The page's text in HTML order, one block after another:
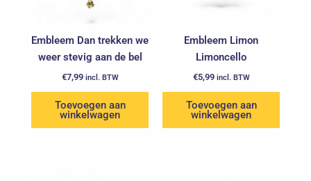
Embleem Dan trekken we
weer stevig aan de bel
€7,99 incl. BTW
Toevoegen aan
winkelwagen
Embleem Limon
Limoncello
€5,99 incl. BTW
Toevoegen aan
winkelwagen